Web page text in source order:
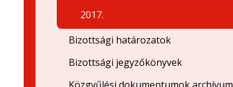
2017.
Bizottsági határozatok
Bizottsági jegyzőkönyvek